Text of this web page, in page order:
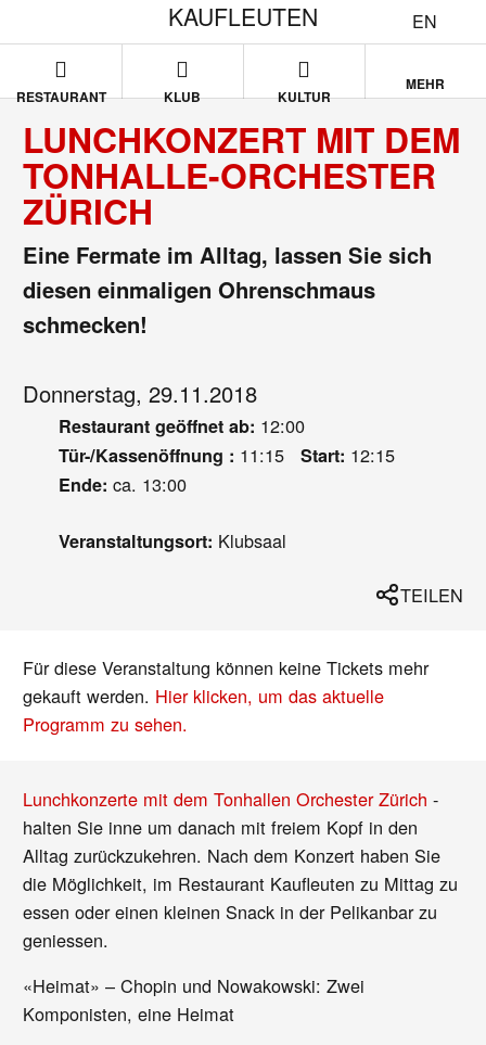
EN
KAUFLEUTEN
RESTAURANT KLUB KULTUR
MEHR
LUNCHKONZERT MIT DEM
TONHALLE-ORCHESTER
ZÜRICH
Eine Fermate im Alltag, lassen Sie sich
diesen einmaligen Ohrenschmaus
schmecken!
Donnerstag, 29.11.2018
Restaurant geöffnet ab: 12:00
Tür-/Kassenöffnung : 11:15 Start: 12:15
Ende: ca. 13:00
Veranstaltungsort: Klubsaal
TEILEN
Für diese Veranstaltung können keine Tickets mehr
gekauft werden. Hier klicken, um das aktuelle
Programm zu sehen.
Lunchkonzerte mit dem Tonhallen Orchester Zürich -
halten Sie inne um danach mit freiem Kopf in den
Alltag zurückzukehren. Nach dem Konzert haben Sie
die Möglichkeit, im Restaurant Kaufleuten zu Mittag zu
essen oder einen kleinen Snack in der Pelikanbar zu
geniessen.
«Heimat» – Chopin und Nowakowski: Zwei
Komponisten, eine Heimat